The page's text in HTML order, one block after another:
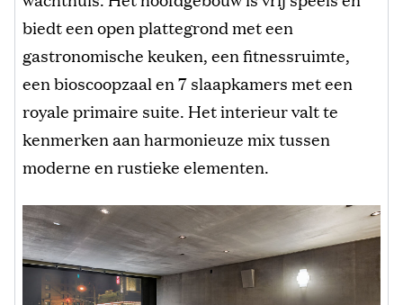
biedt een open plattegrond met een
gastronomische keuken, een fitnessruimte,
een bioscoopzaal en 7 slaapkamers met een
royale primaire suite. Het interieur valt te
kenmerken aan harmonieuze mix tussen
moderne en rustieke elementen.